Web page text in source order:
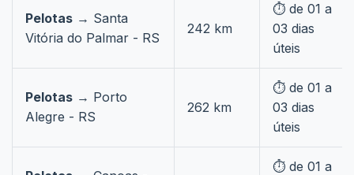
Pelotas → Santa
Vitória do Palmar - RS
242 km
⏱️ de 01 a
03 dias
úteis
Pelotas → Porto
Alegre - RS
262 km
⏱️ de 01 a
03 dias
úteis
⏱️ de 01 a